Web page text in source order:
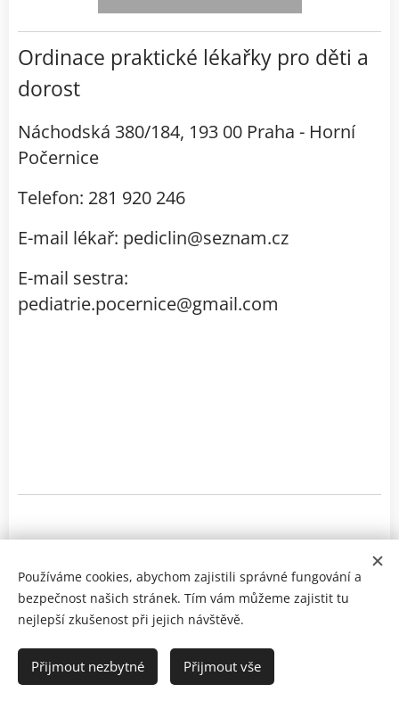
Ordinace praktické lékařky pro děti a
dorost
Náchodská 380/184, 193 00 Praha - Horní
Počernice
Telefon: 281 920 246
E-mail lékař: pediclin@seznam.cz
E-mail sestra:
pediatrie.pocernice@gmail.com
PEDICLIN s.r.o.
Vytvořeno službouWebnode
Používáme cookies, abychom zajistili správné fungování a
bezpečnost našich stránek. Tím vám můžeme zajistit tu
nejlepší zkušenost při jejich návštěvě.
Přijmout nezbytné Přijmout vše